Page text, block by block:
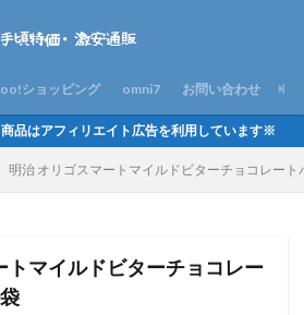
ショッピング omni7 お問い合わせ
品はアフィリエイト広告を利用しています※
明治 オリゴスマートマイルドビターチョコレート
トマイルドビターチョコレー